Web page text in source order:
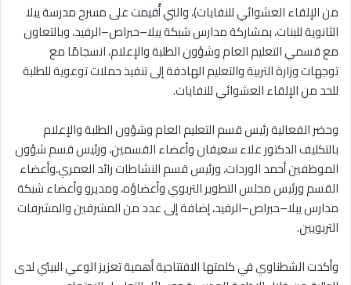
من الإلقاء العشوائي للنفايات)، والتي أُقيمت على مسرح مدرسة يبلا
الثانوية للبنات، بمشاركة مدارس شبكة يبلا–حبراص–الرفيد، وبالتعاون
مع قسمي التعليم العام وشؤون الطلبة والإعلام، انسجامًا مع
توجهات وزارة التربية والتعليم الهادفة إلى تنفيذ حملات توعوية للطلبة
للحد من الإلقاء العشوائي للنفايات.
وحضر الفعالية رئيس قسم التعليم العام وشؤون الطلبة والإعلام
بالتكليف الدكتور علاء سعيفان وأعضاء القسمين، ورئيس قسم شؤون
الموظفين أحمد الوردات، ورئيس قسم النشاطات رائد العمري،وأعضاء
القسم ورئيس مجلس التطوير التربوي وأعضاؤه، ومديرو وأعضاء شبكة
مدارس يبلا–حبراص–الرفيد، إضافة إلى عدد من المشرفين والمشرفات
التربويين.
وأكدت الشطناوي في كلمتها الافتتاحية أهمية تعزيز الوعي البيئي لدى